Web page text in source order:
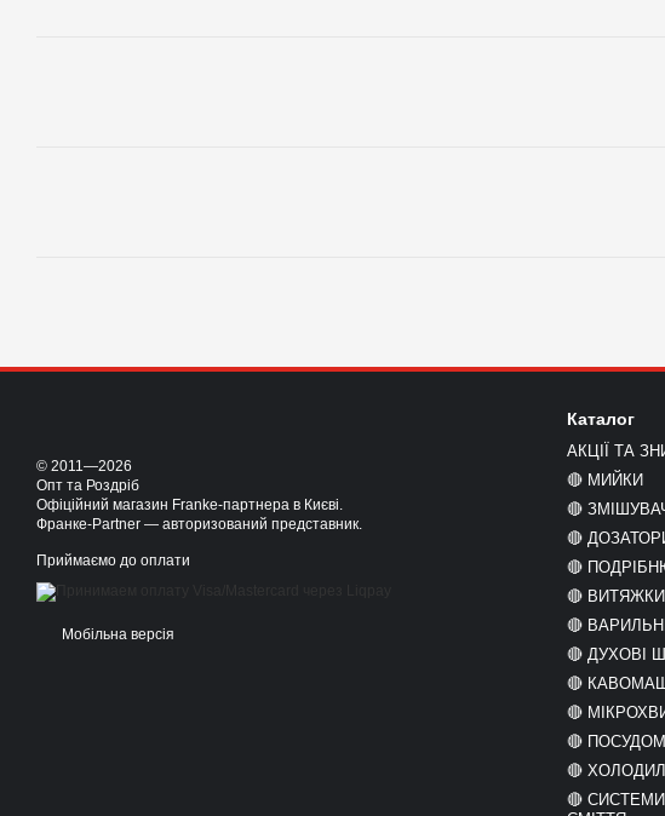
© 2011—2026
Опт та Роздріб
Офіційний магазин Franke-партнера в Києві.
Франке-Partner — авторизований представник.
Приймаємо до оплати
Мобільна версія
Каталог
АКЦІЇ ТА
🔴 МИЙКИ
🔴
🔴
🔴
🔴 ВИТЯЖКИ
🔴
🔴 ДУХОВІ
🔴
🔴
🔴
🔴
🔴